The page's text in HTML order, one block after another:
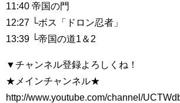
11:40 帝国の門
12:27 └ボス「ドロン忍者」
13:39 └帝国の道1＆2
▼チャンネル登録よろしくね！
★メインチャンネル★
http://www.youtube.com/channel/